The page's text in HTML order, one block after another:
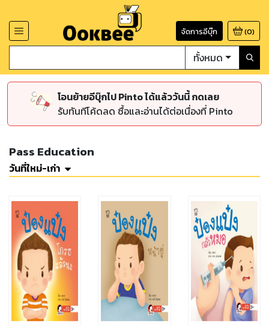
จัดการอีบุ๊ก (0)
ทั้งหมด
โอนย้ายอีบุ๊กไป Pinto ได้แล้ววันนี้ กดเลย
รับทันทีโค้ดลด ซื้อและอ่านได้ต่อเนื่องที่ Pinto
Pass Education
วันที่ใหม่-เก่า